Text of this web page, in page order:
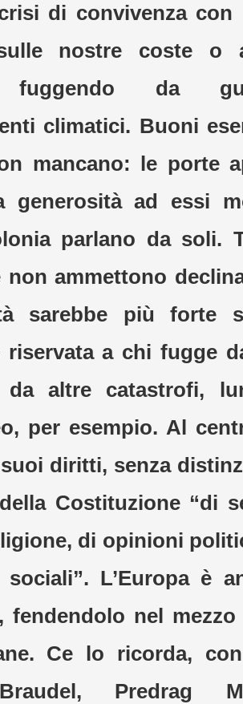
di convivenza con
nostre coste o
fuggendo da
climatici. Buoni
mancano: le porte
generosità ad essi
parlano da soli.
non ammettono
sarebbe più forte
riservata a chi fugge
da altre catastrofi,
per esempio. Al
diritti, senza
Costituzione “di
di opinioni
L’Europa è
fendendolo nel
Ce lo ricorda,
Predrag